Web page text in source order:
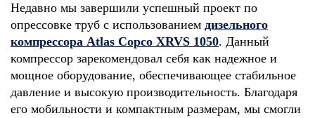
Недавно мы завершили успешный проект по
опрессовке труб с использованием дизельного
компрессора Atlas Copco XRVS 1050. Данный
компрессор зарекомендовал себя как надежное и
мощное оборудование, обеспечивающее стабильное
давление и высокую производительность. Благодаря
его мобильности и компактным размерам, мы смогли